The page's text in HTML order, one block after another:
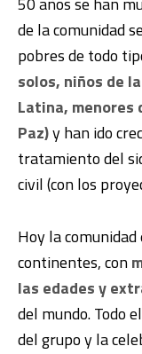
de la comunidad
pobres de todo
solos, niños de
Latina, menores
Paz)y han ido
tratamiento del
civil (con los
Hoy la
continentes, con
las edades y
del mundo. Todo
del grupo y la